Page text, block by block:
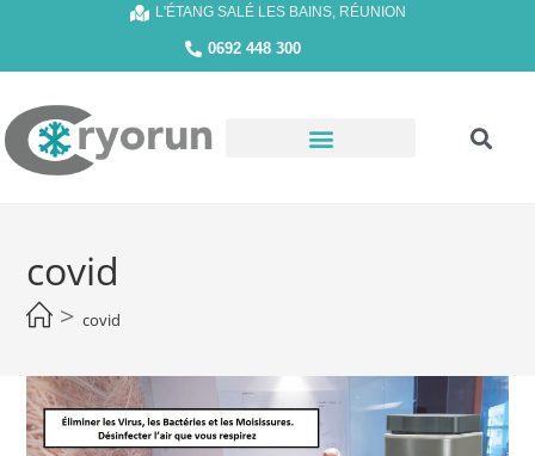
L'ÉTANG SALÉ LES BAINS, RÉUNION
0692 448 300
covid
> covid